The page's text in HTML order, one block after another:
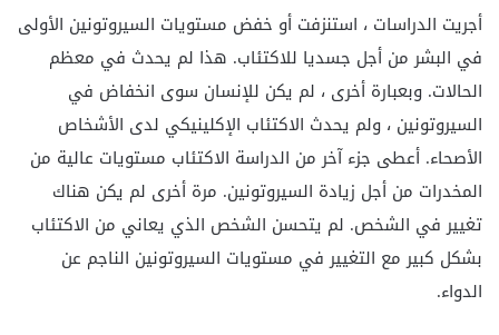
أجريت الدراسات ، استنزفت أو خفض مستويات السيروتونين الأولى
في البشر من أجل جسديا للاكتئاب. هذا لم يحدث في معظم
الحالات. وبعبارة أخرى ، لم يكن للإنسان سوى انخفاض في
السيروتونين ، ولم يحدث الاكتئاب الإكلينيكي لدى الأشخاص
الأصحاء. أعطى جزء آخر من الدراسة الاكتئاب مستويات عالية من
المخدرات من أجل زيادة السيروتونين. مرة أخرى لم يكن هناك
تغيير في الشخص. لم يتحسن الشخص الذي يعاني من الاكتئاب
بشكل كبير مع التغيير في مستويات السيروتونين الناجم عن
الدواء.